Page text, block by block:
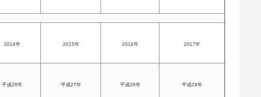
2014年 2015年 2016年 2017年
平成26年 平成27年 平成28年 平成29年